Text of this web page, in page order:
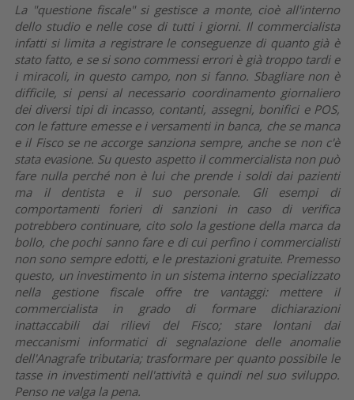
La "questione fiscale" si gestisce a monte, cioè all'interno
dello studio e nelle cose di tutti i giorni. Il commercialista
infatti si limita a registrare le conseguenze di quanto già è
stato fatto, e se si sono commessi errori è già troppo tardi e
i miracoli, in questo campo, non si fanno. Sbagliare non è
difficile, si pensi al necessario coordinamento giornaliero
dei diversi tipi di incasso, contanti, assegni, bonifici e POS,
con le fatture emesse e i versamenti in banca, che se manca
e il Fisco se ne accorge sanziona sempre, anche se non c'è
stata evasione. Su questo aspetto il commercialista non può
fare nulla perché non è lui che prende i soldi dai pazienti
ma il dentista e il suo personale. Gli esempi di
comportamenti forieri di sanzioni in caso di verifica
potrebbero continuare, cito solo la gestione della marca da
bollo, che pochi sanno fare e di cui perfino i commercialisti
non sono sempre edotti, e le prestazioni gratuite. Premesso
questo, un investimento in un sistema interno specializzato
nella gestione fiscale offre tre vantaggi: mettere il
commercialista in grado di formare dichiarazioni
inattaccabili dai rilievi del Fisco; stare lontani dai
meccanismi informatici di segnalazione delle anomalie
dell'Anagrafe tributaria; trasformare per quanto possibile le
tasse in investimenti nell'attività e quindi nel suo sviluppo.
Penso ne valga la pena.